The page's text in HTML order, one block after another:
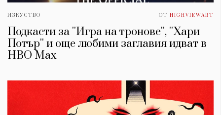
ИЗКУСТВО ОТ HIGHVIEWART
Подкасти за ''Игра на тронове'', ''Хари
Потър'' и още любими заглавия идват в
HBO Max